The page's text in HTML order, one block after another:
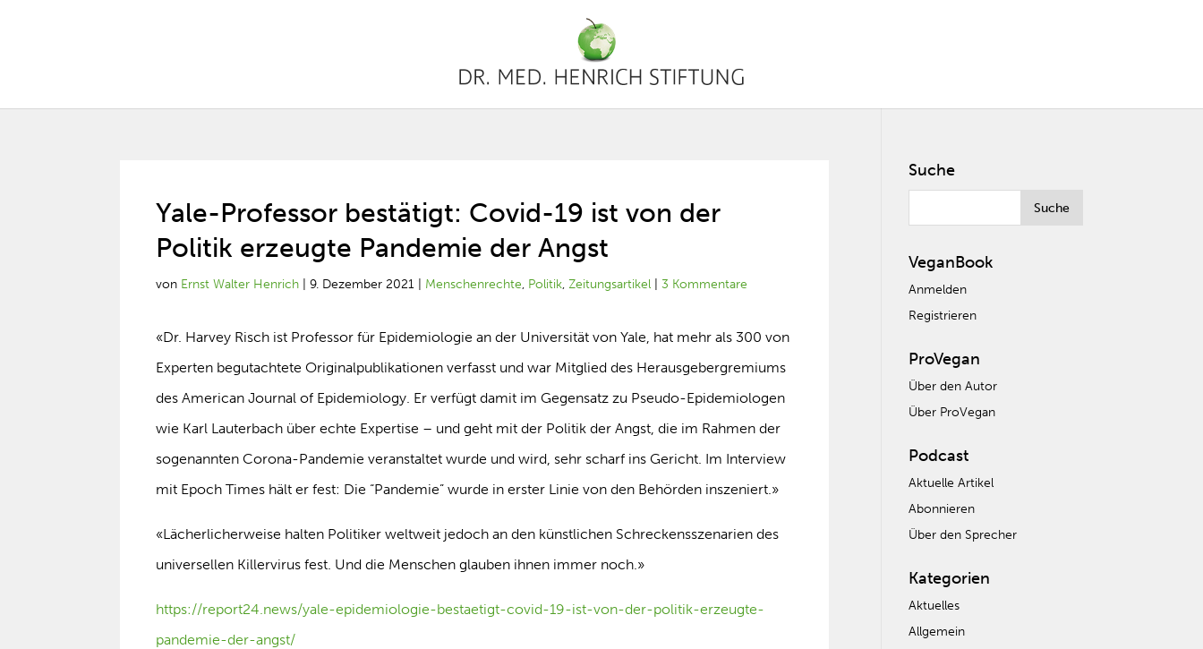
Yale-Professor bestätigt: Covid-19 ist von der
Politik erzeugte Pandemie der Angst
von Ernst Walter Henrich |9. Dezember 2021 Menschenrechte, Politik,Zeitungsartikel |3 Kommentare
«Dr. Harvey Risch ist Professor für Epidemiologie an der Universität von Yale, hat mehr als 300 von
Experten begutachtete Originalpublikationen verfasst und war Mitglied des Herausgebergremiums
des American Journal of Epidemiology. Er verfügt damit im Gegensatz zu Pseudo-Epidemiologen
wie Karl Lauterbach über echte Expertise – und geht mit der Politik der Angst, die im Rahmen der
sogenannten Corona-Pandemie veranstaltet wurde und wird, sehr scharf ins Gericht. Im Interview
mit Epoch Times hält er fest: Die “Pandemie” wurde in erster Linie von den Behörden inszeniert.»
«Lächerlicherweise halten Politiker weltweit jedoch an den künstlichen Schreckensszenarien des
universellen Killervirus fest. Und die Menschen glauben ihnen immer noch.»
https://report24.news/yale-epidemiologie-bestaetigt-covid-19-ist-von-der-politik-erzeugte-
pandemie-der-angst/
Suche
VeganBook
Anmelden
Registrieren
ProVegan
Über den Autor
Über ProVegan
Podcast
Aktuelle Artikel
Abonnieren
Über den Sprecher
Kategorien
Aktuelles
Allgemein